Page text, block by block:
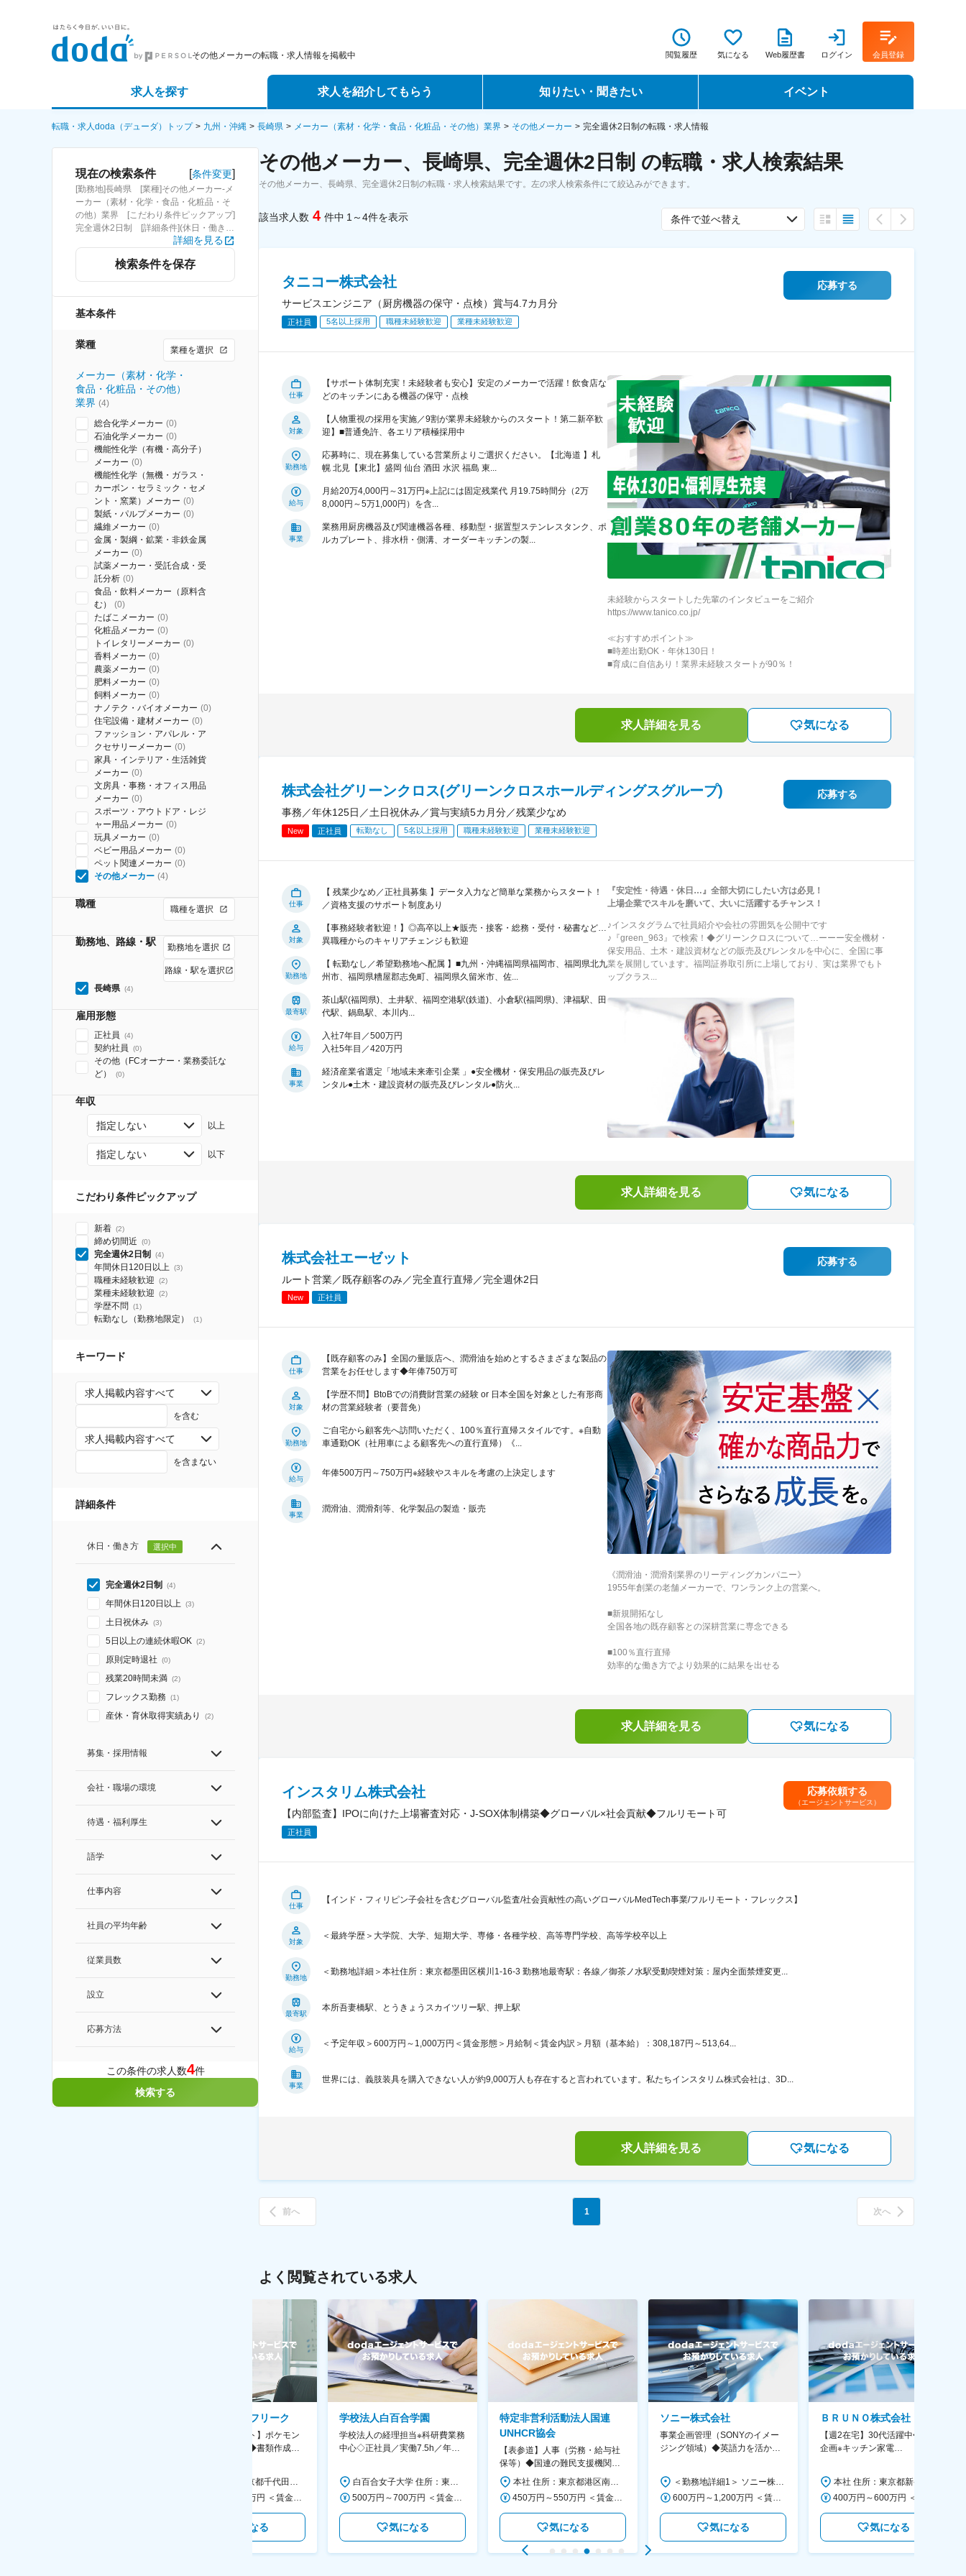
その他メーカーの転職・求人情報を掲載中 閲覧履歴 気になる Web履歴書 ログイン 会員登録
求人を探す
詳細条件から探す
求人特集から探す
求人を紹介してもらう
エージェントサービス
スカウトサービス
知りたい・聞きたい
転職ノウハウ
データで見る転職
イベント
転職フェア
転職・求人doda（デューダ）トップ 九州・沖縄 長崎県 メーカー（素材・化学・食品・化粧品・その他）業界 その他メーカー 完全週休2日制の転職・求人情報
現在の検索条件 [条件変更]
[勤務地]長崎県 [業種]その他メーカー-メ
ーカー（素材・化学・食品・化粧品・そ
の他）業界 [こだわり条件ピックアップ]
完全週休2日制 [詳細条件](休日・働き
詳細を見る
検索条件を保存
基本条件
業種 業種を選択
メーカー（素材・化学・
食品・化粧品・その他）
業界 (4)
総合化学メーカー (0)
石油化学メーカー (0)
機能性化学（有機・高分子）
メーカー (0)
機能性化学（無機・ガラス・
カーボン・セラミック・セメ
ント・窯業）メーカー (0)
製紙・パルプメーカー (0)
繊維メーカー (0)
金属・製綱・鉱業・非鉄金属
メーカー (0)
試薬メーカー・受託合成・受
託分析 (0)
食品・飲料メーカー（原料含
む）
(0)
たばこメーカー (0)
化粧品メーカー (0)
トイレタリーメーカー (0)
香料メーカー (0)
農薬メーカー (0)
肥料メーカー (0)
飼料メーカー (0)
ナノテク・バイオメーカー (0)
住宅設備・建材メーカー (0)
ファッション・アパレル・ア
クセサリーメーカー (0)
家具・インテリア・生活雑貨
メーカー (0)
文房具・事務・オフィス用品
メーカー (0)
スポーツ・アウトドア・レジ
ャー用品メーカー (0)
玩具メーカー (0)
ベビー用品メーカー (0)
ペット関連メーカー (0)
その他メーカー (4)
職種 職種を選択
勤務地、路線・駅 勤務地を選択
路線・駅を選択
長崎県 (4)
雇用形態
正社員 (4)
契約社員 (0)
その他（FCオーナー・業務委託な
ど）
(0)
年収
指定しない 以上
指定しない 以下
こだわり条件ピックアップ
新着 (2)
締め切間近 (0)
完全週休2日制 (4)
年間休日120日以上 (3)
職種未経験歓迎 (2)
業種未経験歓迎 (2)
学歴不問 (1)
転勤なし（勤務地限定） (1)
キーワード
求人掲載内容すべて
を含む
求人掲載内容すべて
を含まない
詳細条件
休日・働き方 選択中
完全週休2日制 (4)
年間休日120日以上 (3)
土日祝休み (3)
5日以上の連続休暇OK (2)
原則定時退社 (0)
残業20時間未満 (2)
フレックス勤務 (1)
産休・育休取得実績あり (2)
募集・採用情報
会社・職場の環境
待遇・福利厚生
語学
仕事内容
社員の平均年齢
従業員数
設立
応募方法
この条件の求人数4件
検索する
その他メーカー、長崎県、完全週休2日制 の転職・求人検索結果
その他メーカー、長崎県、完全週休2日制の転職・求人検索結果です。左の求人検索条件にて絞込みができます。
該当求人数 4 件中 1～4件を表示 条件で並べ替え
タニコー株式会社
サービスエンジニア（厨房機器の保守・点検）賞与4.7カ月分
正社員 5名以上採用 職種未経験歓迎 業種未経験歓迎
応募する
仕事
【サポート体制充実！未経験者も安心】安定のメーカーで活躍！飲食店な
どのキッチンにある機器の保守・点検
対象
【人物重視の採用を実施／9割が業界未経験からのスタート！第二新卒歓
迎】■普通免許、各エリア積極採用中
勤務地
応募時に、現在募集している営業所よりご選択ください。【北海道 】札
幌 北見【東北】盛岡 仙台 酒田 水沢 福島 東...
給与
月給20万4,000円～31万円※上記には固定残業代 月19.75時間分（2万
8,000円～5万1,000円）を含...
事業
業務用厨房機器及び関連機器各種、移動型・据置型ステンレスタンク、ポ
ルカプレート、排水枡・側溝、オーダーキッチンの製...
未経験からスタートした先輩のインタビューをご紹介
https://www.tanico.co.jp/
≪おすすめポイント≫
■時差出勤OK・年休130日！
■育成に自信あり！業界未経験スタートが90％！
求人詳細を見る 気になる
株式会社グリーンクロス(グリーンクロスホールディングスグループ)
事務／年休125日／土日祝休み／賞与実績5カ月分／残業少なめ
New 正社員 転勤なし 5名以上採用 職種未経験歓迎 業種未経験歓迎
応募する
仕事
【 残業少なめ／正社員募集 】データ入力など簡単な業務からスタート！
／資格支援のサポート制度あり
対象
【事務経験者歓迎！】◎高卒以上★販売・接客・総務・受付・秘書など…
異職種からのキャリアチェンジも歓迎
勤務地
【 転勤なし／希望勤務地へ配属 】■九州・沖縄福岡県福岡市、福岡県北九
州市、福岡県糟屋郡志免町、福岡県久留米市、佐...
最寄駅
茶山駅(福岡県)、土井駅、福岡空港駅(鉄道)、小倉駅(福岡県)、津福駅、田
代駅、鍋島駅、本川内...
給与
入社7年目／500万円
入社5年目／420万円
事業
経済産業省選定「地域未来牽引企業 」●安全機材・保安用品の販売及びレ
ンタル●土木・建設資材の販売及びレンタル●防火...
『安定性・待遇・休日…』全部大切にしたい方は必見！
上場企業でスキルを磨いて、大いに活躍するチャンス！
♪インスタグラムで社員紹介や会社の雰囲気を公開中です
♪『green_963』で検索！◆グリーンクロスについて…ーーー安全機材・
保安用品、土木・建設資材などの販売及びレンタルを中心に、全国に事
業を展開しています。福岡証券取引所に上場しており、実は業界でもト
ップクラス...
求人詳細を見る 気になる
株式会社エーゼット
ルート営業／既存顧客のみ／完全直行直帰／完全週休2日
New 正社員
応募する
仕事
【既存顧客のみ】全国の量販店へ、潤滑油を始めとするさまざまな製品の
営業をお任せします◆年俸750万可
対象
【学歴不問】BtoBでの消費財営業の経験 or 日本全国を対象とした有形商
材の営業経験者（要普免）
勤務地
ご自宅から顧客先へ訪問いただく、100％直行直帰スタイルです。※自動
車通勤OK（社用車による顧客先への直行直帰）《...
給与
年俸500万円～750万円※経験やスキルを考慮の上決定します
事業
潤滑油、潤滑剤等、化学製品の製造・販売
《潤滑油・潤滑剤業界のリーディングカンパニー》
1955年創業の老舗メーカーで、ワンランク上の営業へ。
■新規開拓なし
全国各地の既存顧客との深耕営業に専念できる
■100％直行直帰
効率的な働き方でより効果的に結果を出せる
求人詳細を見る 気になる
インスタリム株式会社
【内部監査】IPOに向けた上場審査対応・J-SOX体制構築◆グローバル×社会貢献◆フルリモート可
正社員
応募依頼する
（エージェントサービス）
仕事
【インド・フィリピン子会社を含むグローバル監査/社会貢献性の高いグローバルMedTech事業/フルリモート・フレックス】
対象
＜最終学歴＞大学院、大学、短期大学、専修・各種学校、高等専門学校、高等学校卒以上
勤務地
＜勤務地詳細＞本社住所：東京都墨田区横川1-16-3 勤務地最寄駅：各線／御茶ノ水駅受動喫煙対策：屋内全面禁煙変更...
最寄駅
本所吾妻橋駅、とうきょうスカイツリー駅、押上駅
給与
＜予定年収＞600万円～1,000万円＜賃金形態＞月給制＜賃金内訳＞月額（基本給）：308,187円～513,64...
事業
世界には、義肢装具を購入できない人が約9,000万人も存在すると言われています。私たちインスタリム株式会社は、3D...
求人詳細を見る 気になる
前へ 1 次へ
よく閲覧されている求人
株式会社ゲームフリーク
【庶務アシスタント】ポケモン
シリーズ開発企業◆書類作成・
本社 住所：東京都千代田区神田錦町2-2-1 KANDASQUARE 受動喫煙対策：屋内全面禁煙 変更の範囲：会社の定める事業所
350万円～500万円 ＜賃金形態＞ 月給制 ＜賃金内訳＞ 月額（基本給）：215,000円～307,000円 固定残業手当/月：76,700円～110,000円（固定残業時間45時間0分/月） 超過した時間外労働の残業手当は追加支給 ＜月給＞ 291,700円～417,000円（一律手当を含む） ＜昇給有無＞ 有 ＜残業手当＞ 有 ＜給与補足＞ ※経験・能力を考慮の上、年齢に関わりなく当社規定により優遇します。 賃金はあくまでも目安の金額であり、選考を通じて上下する可能性があります。 月給(月額)は固定手当を含めた表記です。
気になる
学校法人白百合学園
学校法人の経理担当※科研費業務
中心◇正社員／実働7.5h／年休
大学
白百合女子大学 住所：東京都調布市緑ヶ丘1-25 勤務地最寄駅：京王線／仙川駅 受動喫煙対策：屋内全面禁煙 変更の範囲：会社の定める事業所
500万円～700万円 ＜賃金形態＞ 月給制 ＜賃金内訳＞ 月額（基本給）：280,000円～430,000円 ＜月給＞ 280,000円～430,000円 ＜昇給有無＞ 有 ＜残業手当＞ 有 ＜給与補足＞ ※年齢・過去の経験に基づき、本学規定に合わせ決定 【残業手当】有 /残業時間に応じて全額支給（※想定年収に含む） 【各種手当】扶養手当/住宅手当/通勤手当 等 【賞与】年2回（6月、12月） 【昇給】年1回（4月） 賃金はあくまでも目安の金額であり、選考を通じて上下する可能性があります。 月給(月額)は固定手当を含めた表記です。
気になる
特定非営利活動法人国連
UNHCR協会
【表参道】人事（労務・給与社
保等）◆国連の難民支援機関の
活動を支える日本公式支援窓口
◆正職員登用前提
本社 住所：東京都港区南青山6-10-11 ウェスレーセンター3F 勤務地最寄駅：地下鉄各線／表参道駅 受動喫煙対策：屋内全面禁煙 変更の範囲：会社の定める事業所（リモートワーク含む）
450万円～550万円 ＜賃金形態＞ 月給制 ＜賃金内訳＞ 月額（基本給）：340,000円～420,000円 ＜月給＞ 340,000円～420,000円 ＜昇給有無＞ 有 ＜残業手当＞ 有 ＜給与補足＞ ※能力・経験によって決定します。 ■賞与あり（業績評価に応じて支給） 賃金はあくまでも目安の金額であり、選考を通じて上下する可能性があります。 月給(月額)は固定手当を含めた表記です。
気になる
ソニー株式会社
事業企画管理（SONYのイメー
ジング領域）◆英語力を活か
＜勤務地詳細1＞ ソニー株式会社 住所：神奈川県横浜市西区みなとみらい5-1-1 受動喫煙対策：屋内全面禁煙 ＜勤務地詳細2＞ ソニーシティ大崎 住所：東京都品川区大崎2-10-1 勤務地最寄駅：JR線／大崎駅 受動喫煙対策：屋内全面禁煙 変更の範囲：会社の定める事業所（リモートワーク含む）
600万円～1,200万円 ＜賃金形態＞ 月給制 ＜賃金内訳＞ 月額（基本給）：350,000円～500,000円 ＜月給＞ 350,000円～500,000円 ＜昇給有無＞ 有 ＜残業手当＞ 有 ＜給与補足＞ ※年収は経験や能力を考慮の上、当社規定により決定します。 賃金はあくまでも目安の金額であり、選考を通じて上下する可能性があります。 月給(月額)は固定手当を含めた表記です。
気になる
ＢＲＵＮＯ株式会社
【週2在宅】30代活躍中◆商品
企画※キッチン家電
画～調達／働き方◎
気になる